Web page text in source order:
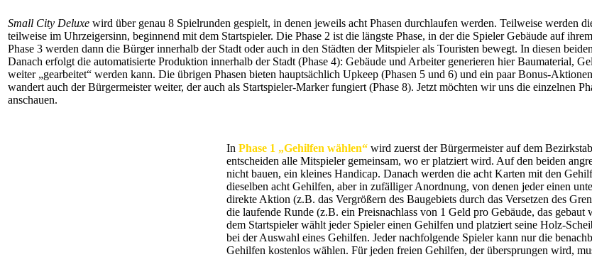
Small City Deluxe wird über genau 8 Spielrunden gespielt, in denen jeweils acht Phasen durchlaufen werden. Teilweise werden
teilweise im Uhrzeigersinn, beginnend mit dem Startspieler. Die Phase 2 ist die längste Phase, in der die Spieler Gebäude auf
Phase 3 werden dann die Bürger innerhalb der Stadt oder auch in den Städten der Mitspieler als Touristen bewegt. In diesen
Danach erfolgt die automatisierte Produktion innerhalb der Stadt (Phase 4): Gebäude und Arbeiter generieren hier Baumaterial,
weiter „gearbeitet“ werden kann. Die übrigen Phasen bieten hauptsächlich Upkeep (Phasen 5 und 6) und ein paar Bonus-
wandert auch der Bürgermeister weiter, der auch als Startspieler-Marker fungiert (Phase 8). Jetzt möchten wir uns die einzelnen
anschauen.
In Phase 1 „Gehilfen wählen“ wird zuerst der Bürgermeister auf dem
entscheiden alle Mitspieler gemeinsam, wo er platziert wird. Auf den beiden
nicht bauen, ein kleines Handicap. Danach werden die acht Karten mit den
dieselben acht Gehilfen, aber in zufälliger Anordnung, von denen jeder einen
direkte Aktion (z.B. das Vergrößern des Baugebiets durch das Versetzen des
die laufende Runde (z.B. ein Preisnachlass von 1 Geld pro Gebäude, das
dem Startspieler wählt jeder Spieler einen Gehilfen und platziert seine Holz-
bei der Auswahl eines Gehilfen. Jeder nachfolgende Spieler kann nur die
Gehilfen kostenlos wählen. Für jeden freien Gehilfen, der übersprungen wird,